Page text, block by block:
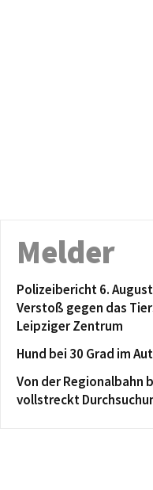
Melder
Polizeibericht 6.
Verstoß gegen das
Leipziger Zentrum
Hund bei 30 Grad im
Von der Regionalbahn
vollstreckt